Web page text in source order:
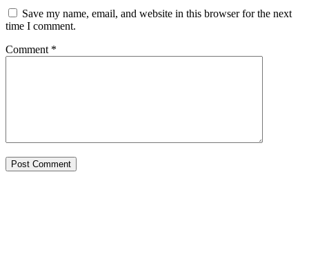
Save my name, email, and website in this browser for the next
time I comment.
Comment *